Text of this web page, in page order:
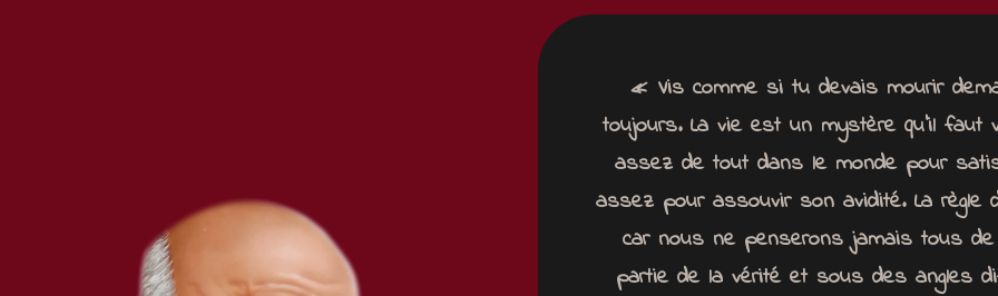
« Vis comme si tu devais mourir
toujours.La vie est un mystère qu’il
assez de tout dans le monde pour
assez pour assouvir son avidité. La règle
car nous ne penserons jamais tous
partie de la vérité et sous des angles